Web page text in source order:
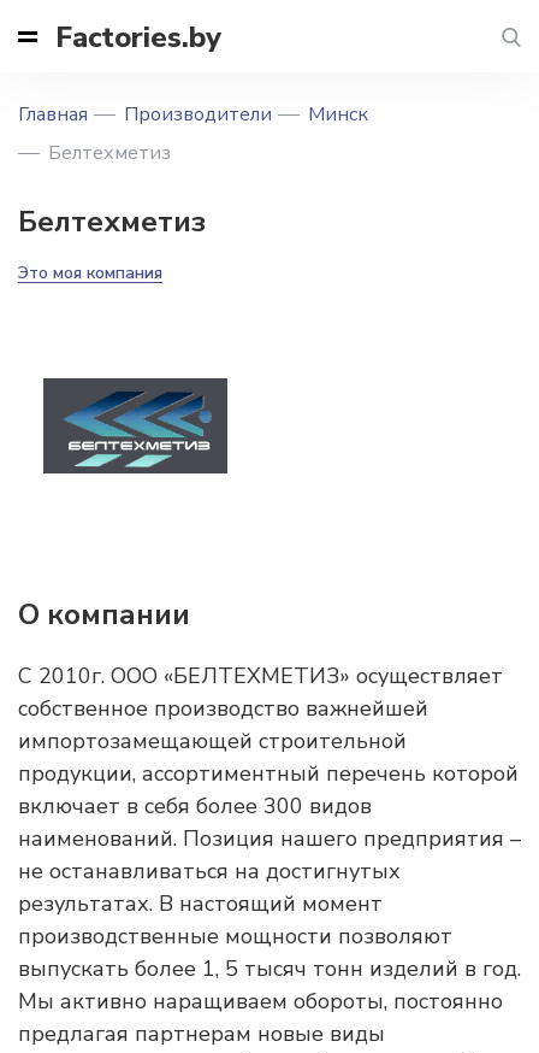
Factories.by
Главная Производители
Минск
Белтехметиз
Белтехметиз
Это моя компания
О компании
С 2010г. ООО «БЕЛТЕХМЕТИЗ» осуществляет
собственное производство важнейшей
импортозамещающей строительной
продукции, ассортиментный перечень которой
включает в себя более 300 видов
наименований. Позиция нашего предприятия –
не останавливаться на достигнутых
результатах. В настоящий момент
производственные мощности позволяют
выпускать более 1, 5 тысяч тонн изделий в год.
Мы активно наращиваем обороты, постоянно
предлагая партнерам новые виды